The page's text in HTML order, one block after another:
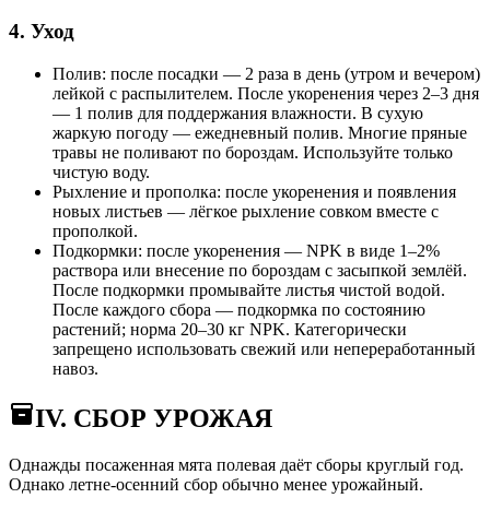
4. Уход
Полив: после посадки — 2 раза в день (утром и вечером)
лейкой с распылителем. После укоренения через 2–3 дня
— 1 полив для поддержания влажности. В сухую
жаркую погоду — ежедневный полив. Многие пряные
травы не поливают по бороздам. Используйте только
чистую воду.
Рыхление и прополка: после укоренения и появления
новых листьев — лёгкое рыхление совком вместе с
прополкой.
Подкормки: после укоренения — NPK в виде 1–2%
раствора или внесение по бороздам с засыпкой землёй.
После подкормки промывайте листья чистой водой.
После каждого сбора — подкормка по состоянию
растений; норма 20–30 кг NPK. Категорически
запрещено использовать свежий или непереработанный
навоз.
IV. СБОР УРОЖАЯ
Однажды посаженная мята полевая даёт сборы круглый год.
Однако летне-осенний сбор обычно менее урожайный.